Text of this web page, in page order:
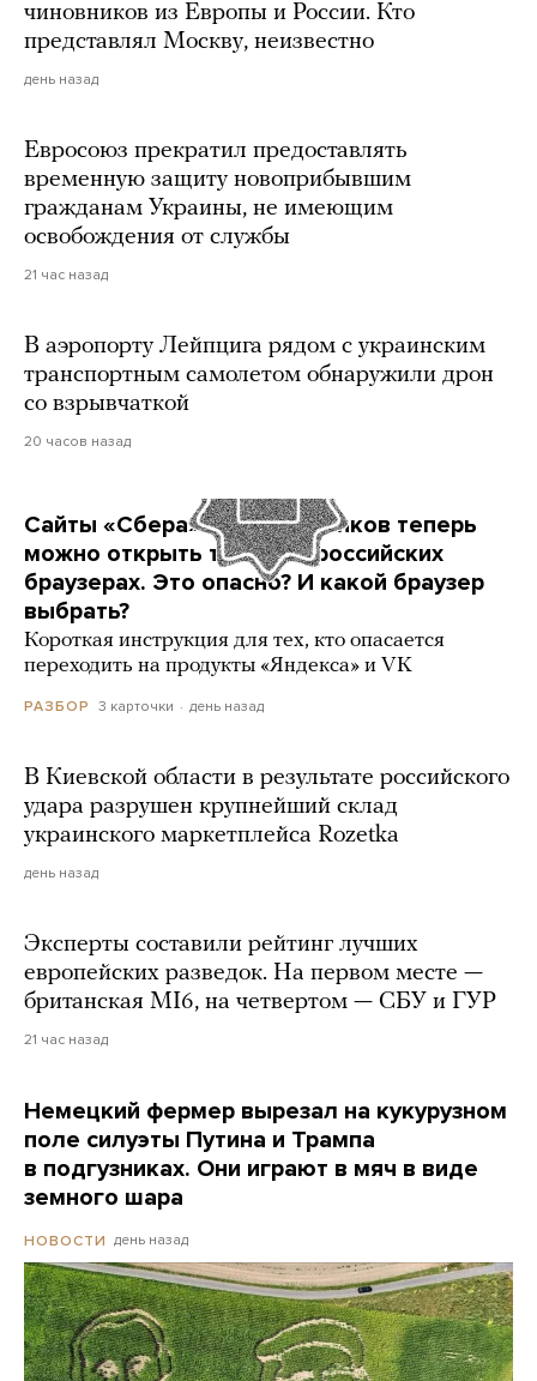
чиновников из Европы и России. Кто
представлял Москву, неизвестно
день назад
Евросоюз прекратил предоставлять
временную защиту новоприбывшим
гражданам Украины, не имеющим
освобождения от службы
21 час назад
В аэропорту Лейпцига рядом с украинским
транспортным самолетом обнаружили дрон
со взрывчаткой
20 часов назад
Сайты «Сбера» и других банков теперь
можно открыть только в российских
браузерах. Это опасно? И какой браузер
выбрать?
Короткая инструкция для тех, кто опасается
переходить на продукты «Яндекса» и VK
РАЗБОР 3 карточки день назад
В Киевской области в результате российского
удара разрушен крупнейший склад
украинского маркетплейса Rozetka
день назад
Эксперты составили рейтинг лучших
европейских разведок. На первом месте —
британская MI6, на четвертом — СБУ и ГУР
21 час назад
Немецкий фермер вырезал на кукурузном
поле силуэты Путина и Трампа
в подгузниках. Они играют в мяч в виде
земного шара
НОВОСТИ день назад